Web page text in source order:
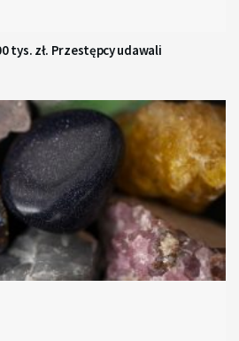
tys. zł. Przestępcy udawali